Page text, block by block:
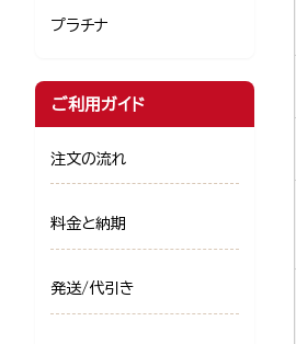
プラチナ
ご利用ガイド
注文の流れ
料金と納期
発送/代引き